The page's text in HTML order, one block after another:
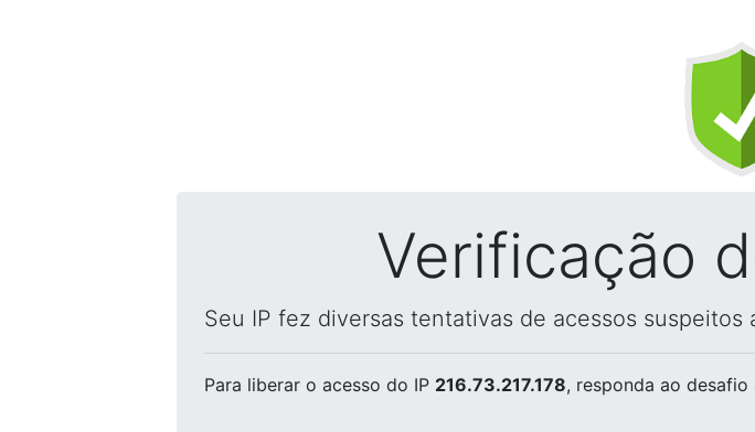
Verificação
Seu IP fez diversas tentativas de acessos suspeitos
Para liberar o acesso do IP 216.73.217.178, responda ao desafio